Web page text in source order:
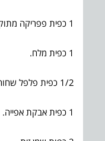
1 כפית פפריקה מתוקה.
1 כפית מלח.
1/2 כפית פלפל שחור.
1 כפית אבקת אפייה.